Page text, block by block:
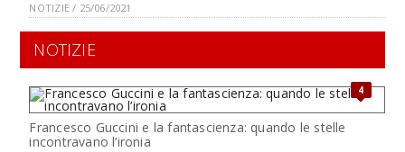
NOTIZIE / 25/06/2021
NOTIZIE
4
Francesco Guccini e la fantascienza: quando le stelle
incontravano l’ironia